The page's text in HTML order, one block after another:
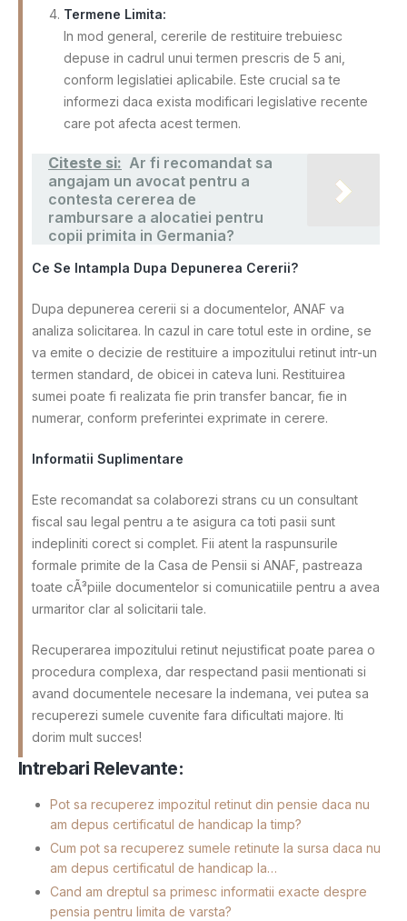
Termene Limita:
In mod general, cererile de restituire trebuiesc
depuse in cadrul unui termen prescris de 5 ani,
conform legislatiei aplicabile. Este crucial sa te
informezi daca exista modificari legislative recente
care pot afecta acest termen.
Citeste si: Ar fi recomandat sa
angajam un avocat pentru a
contesta cererea de
rambursare a alocatiei pentru
copii primita in Germania?
Ce Se Intampla Dupa Depunerea Cererii?
Dupa depunerea cererii si a documentelor, ANAF va
analiza solicitarea. In cazul in care totul este in ordine, se
va emite o decizie de restituire a impozitului retinut intr-un
termen standard, de obicei in cateva luni. Restituirea
sumei poate fi realizata fie prin transfer bancar, fie in
numerar, conform preferintei exprimate in cerere.
Informatii Suplimentare
Este recomandat sa colaborezi strans cu un consultant
fiscal sau legal pentru a te asigura ca toti pasii sunt
indepliniti corect si complet. Fii atent la raspunsurile
formale primite de la Casa de Pensii si ANAF, pastreaza
toate cÃ³piile documentelor si comunicatiile pentru a avea
urmaritor clar al solicitarii tale.
Recuperarea impozitului retinut nejustificat poate parea o
procedura complexa, dar respectand pasii mentionati si
avand documentele necesare la indemana, vei putea sa
recuperezi sumele cuvenite fara dificultati majore. Iti
dorim mult succes!
Intrebari Relevante:
Pot sa recuperez impozitul retinut din pensie daca nu
am depus certificatul de handicap la timp?
Cum pot sa recuperez sumele retinute la sursa daca nu
am depus certificatul de handicap la…
Cand am dreptul sa primesc informatii exacte despre
pensia pentru limita de varsta?